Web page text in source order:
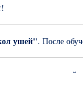
ушей". После
по сегодняшний